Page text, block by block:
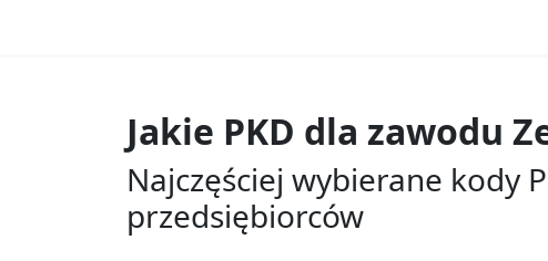
Jakie PKD dla zawodu
Najczęściej wybierane kody
przedsiębiorców